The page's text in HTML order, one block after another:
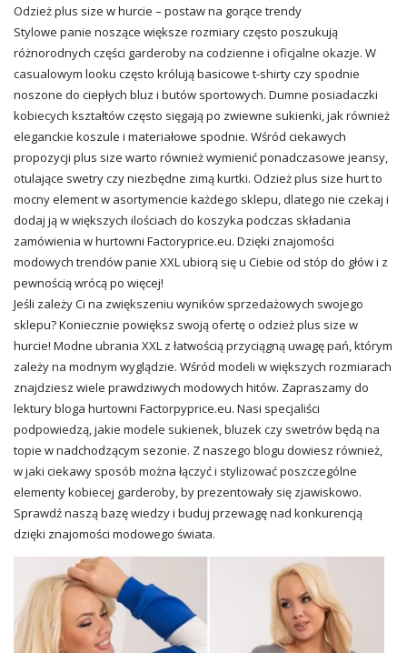
Odzież plus size w hurcie – postaw na gorące trendy
Stylowe panie noszące większe rozmiary często poszukują
różnorodnych części garderoby na codzienne i oficjalne okazje. W
casualowym looku często królują basicowe t-shirty czy spodnie
noszone do ciepłych bluz i butów sportowych. Dumne posiadaczki
kobiecych kształtów często sięgają po zwiewne sukienki, jak również
eleganckie koszule i materiałowe spodnie. Wśród ciekawych
propozycji plus size warto również wymienić ponadczasowe jeansy,
otulające swetry czy niezbędne zimą kurtki. Odzież plus size hurt to
mocny element w asortymencie każdego sklepu, dlatego nie czekaj i
dodaj ją w większych ilościach do koszyka podczas składania
zamówienia w hurtowni Factoryprice.eu. Dzięki znajomości
modowych trendów panie XXL ubiorą się u Ciebie od stóp do głów i z
pewnością wrócą po więcej!
Jeśli zależy Ci na zwiększeniu wyników sprzedażowych swojego
sklepu? Koniecznie powiększ swoją ofertę o odzież plus size w
hurcie! Modne ubrania XXL z łatwością przyciągną uwagę pań, którym
zależy na modnym wyglądzie. Wśród modeli w większych rozmiarach
znajdziesz wiele prawdziwych modowych hitów. Zapraszamy do
lektury bloga hurtowni Factorpyprice.eu. Nasi specjaliści
podpowiedzą, jakie modele sukienek, bluzek czy swetrów będą na
topie w nadchodzącym sezonie. Z naszego blogu dowiesz również,
w jaki ciekawy sposób można łączyć i stylizować poszczególne
elementy kobiecej garderoby, by prezentowały się zjawiskowo.
Sprawdź naszą bazę wiedzy i buduj przewagę nad konkurencją
dzięki znajomości modowego świata.